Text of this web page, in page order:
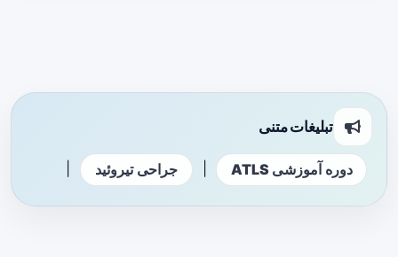
تبلیغات متنی
دوره آموزشی ATLS جراحی تیروئید